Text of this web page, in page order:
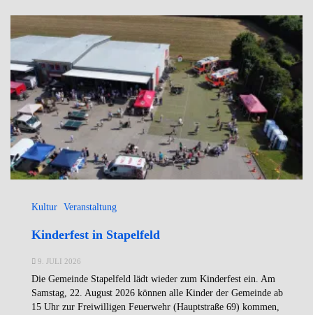
Kultur Veranstaltung
Kinderfest in Stapelfeld
9. JULI 2026
Die Gemeinde Stapelfeld lädt wieder zum Kinderfest ein. Am
Samstag, 22. August 2026 können alle Kinder der Gemeinde ab
15 Uhr zur Freiwilligen Feuerwehr (Hauptstraße 69) kommen,